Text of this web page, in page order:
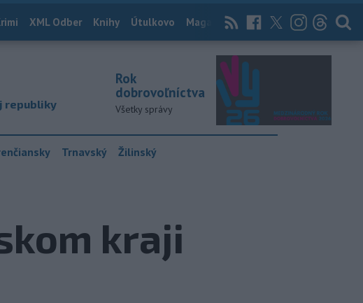
XML Odber Knihy Útulkovo Magazín News Now Archív
republiky
Rok
dobrovoľníctva
Všetky správy
Trnavský Žilinský
kraji